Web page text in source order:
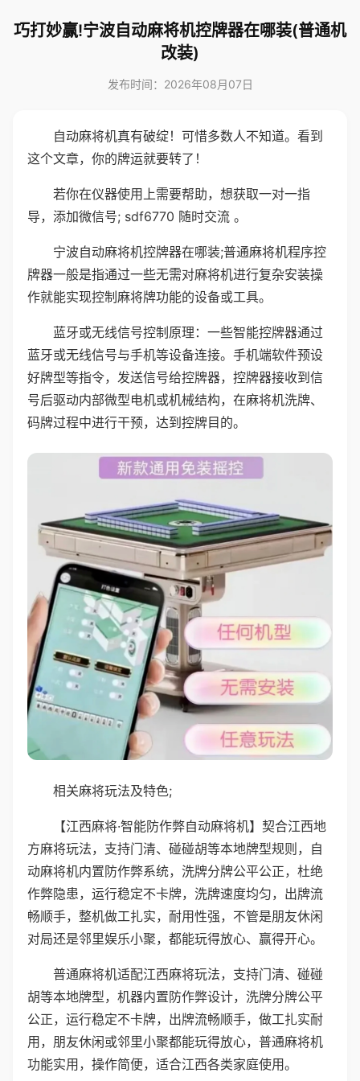
巧打妙赢!宁波自动麻将机控牌器在哪装(普通机
改装)
发布时间：2026年08月07日
自动麻将机真有破绽！可惜多数人不知道。看到
这个文章，你的牌运就要转了！
若你在仪器使用上需要帮助，想获取一对一指
导，添加微信号; sdf6770 随时交流 。
宁波自动麻将机控牌器在哪装;普通麻将机程序控
牌器一般是指通过一些无需对麻将机进行复杂安装操
作就能实现控制麻将牌功能的设备或工具。
蓝牙或无线信号控制原理：一些智能控牌器通过
蓝牙或无线信号与手机等设备连接。手机端软件预设
好牌型等指令，发送信号给控牌器，控牌器接收到信
号后驱动内部微型电机或机械结构，在麻将机洗牌、
码牌过程中进行干预，达到控牌目的。
相关麻将玩法及特色;
【江西麻将·智能防作弊自动麻将机】契合江西地
方麻将玩法，支持门清、碰碰胡等本地牌型规则，自
动麻将机内置防作弊系统，洗牌分牌公平公正，杜绝
作弊隐患，运行稳定不卡牌，洗牌速度均匀，出牌流
畅顺手，整机做工扎实，耐用性强，不管是朋友休闲
对局还是邻里娱乐小聚，都能玩得放心、赢得开心。
普通麻将机适配江西麻将玩法，支持门清、碰碰
胡等本地牌型，机器内置防作弊设计，洗牌分牌公平
公正，运行稳定不卡牌，出牌流畅顺手，做工扎实耐
用，朋友休闲或邻里小聚都能玩得放心，普通麻将机
功能实用，操作简便，适合江西各类家庭使用。